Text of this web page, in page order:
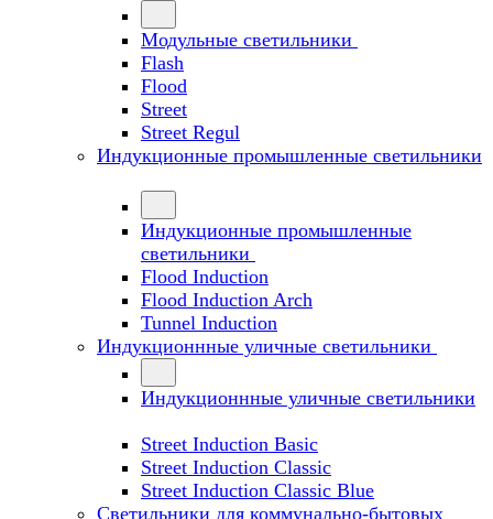
Модульные светильники
Flash
Flood
Street
Street Regul
Индукционные промышленные светильники
Индукционные промышленные
светильники
Flood Induction
Flood Induction Arch
Tunnel Induction
Индукционнные уличные светильники
Индукционнные уличные светильники
Street Induction Basic
Street Induction Classic
Street Induction Classic Blue
Светильники для коммунально-бытовых